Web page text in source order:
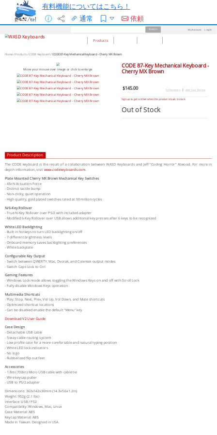
有料機能についてはこちら！
通常
依頼